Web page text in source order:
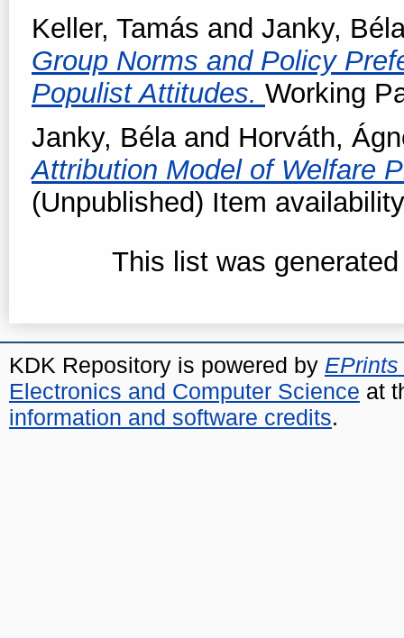
Keller, Tamás and Janky,
Group Norms and Policy
Populist Attitudes. Working
Janky, Bélaand Horváth,
Attribution Model of Welfare
(Unpublished) Item
This list was
KDK Repository is powered by EPrints
Electronics and Computer Science at
information and software credits.